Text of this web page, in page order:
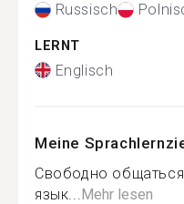
Russisch
LERNT
Englisch
Meine
Свободно
язык... Mehr lesen